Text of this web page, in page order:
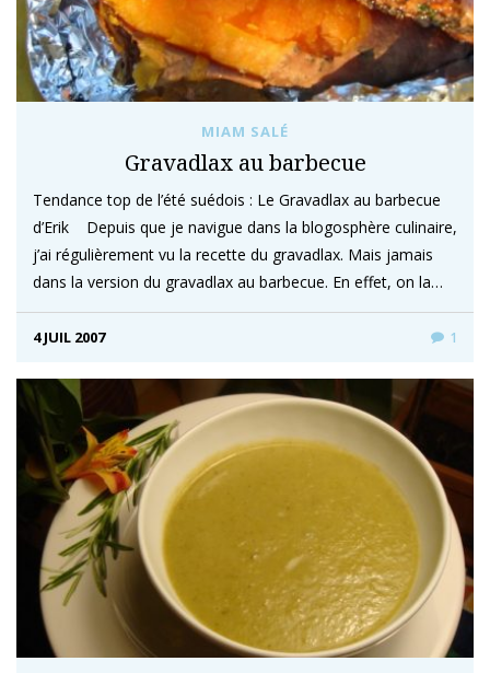
MIAM SALÉ
Gravadlax au barbecue
Tendance top de l’été suédois : Le Gravadlax au barbecue
d’Erik Depuis que je navigue dans la blogosphère culinaire,
j’ai régulièrement vu la recette du gravadlax. Mais jamais
dans la version du gravadlax au barbecue. En effet, on la…
4 JUIL 2007 1